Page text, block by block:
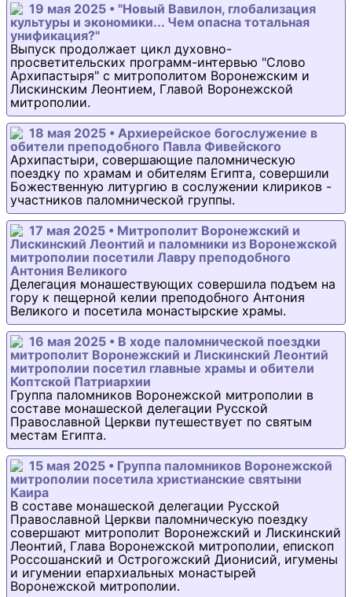
19 мая 2025 • "Новый Вавилон, глобализация
культуры и экономики... Чем опасна тотальная
унификация?"
Выпуск продолжает цикл духовно-
просветительских программ-интервью "Слово
Архипастыря" с митрополитом Воронежским и
Лискинским Леонтием, Главой Воронежской
митрополии.
18 мая 2025 • Архиерейское богослужение в
обители преподобного Павла Фивейского
Архипастыри, совершающие паломническую
поездку по храмам и обителям Египта, совершили
Божественную литургию в сослужении клириков -
участников паломнической группы.
17 мая 2025 • Митрополит Воронежский и
Лискинский Леонтий и паломники из Воронежской
митрополии посетили Лавру преподобного
Антония Великого
Делегация монашествующих совершила подъем на
гору к пещерной келии преподобного Антония
Великого и посетила монастырские храмы.
16 мая 2025 • В ходе паломнической поездки
митрополит Воронежский и Лискинский Леонтий
митрополии посетил главные храмы и обители
Коптской Патриархии
Группа паломников Воронежской митрополии в
составе монашеской делегации Русской
Православной Церкви путешествует по святым
местам Египта.
15 мая 2025 • Группа паломников Воронежской
митрополии посетила христианские святыни
Каира
В составе монашеской делегации Русской
Православной Церкви паломническую поездку
совершают митрополит Воронежский и Лискинский
Леонтий, Глава Воронежской митрополии, епископ
Россошанский и Острогожский Дионисий, игумены
и игумении епархиальных монастырей
Воронежской митрополии.